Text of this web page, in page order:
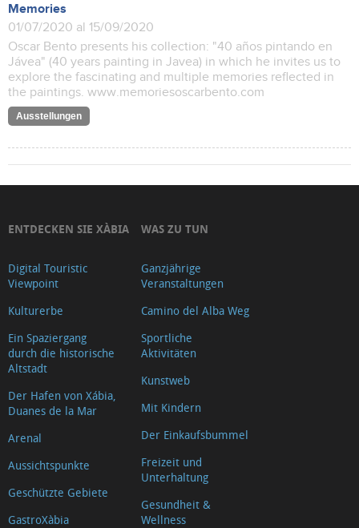
Memories
01/07/2020 al 15/09/2020
Oscar Bento presents his collection: "40 años pintando en
Jávea" (40 years painting in Javea) in which he invites us to
explore the fascinating and multiple memories reflected in
the paintings. www.memoriesoscarbento.com
Ausstellungen
ENTDECKEN SIE XÀBIA
Digital Touristic
Viewpoint
Kulturerbe
Ein Spaziergang
durch die historische
Altstadt
Der Hafen von Xábia,
Duanes de la Mar
Arenal
Aussichtspunkte
Geschützte Gebiete
GastroXàbia
WAS ZU TUN
Ganzjährige
Veranstaltungen
Camino del Alba Weg
Sportliche
Aktivitäten
Kunstweb
Mit Kindern
Der Einkaufsbummel
Freizeit und
Unterhaltung
Gesundheit &
Wellness